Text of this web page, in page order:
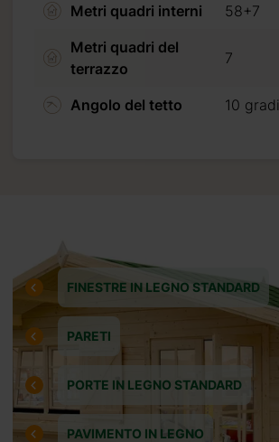
Metri quadri interni
58+7
Metri quadri del
terrazzo
7
Angolo del tetto 10 gradi
FINESTRE IN LEGNO STANDARD
PARETI
PORTE IN LEGNO STANDARD
PAVIMENTO IN LEGNO